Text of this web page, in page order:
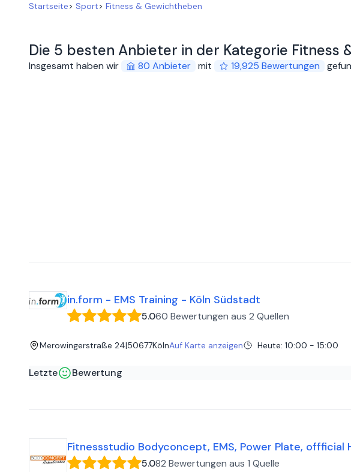
Startseite> Sport> Fitness & Gewichtheben
Die 5 besten Anbieter in der Kategorie Fitness
Insgesamt haben wir 80 Anbieter mit 19,925 Bewertungen
in.form - EMS Training - Köln Südstadt
5.060 Bewertungen aus 2 Quellen
Merowingerstraße 24|50677KölnAuf Karte anzeigen Heute: 10:00 - 15:00
Letzte Bewertung
Lauter, nette, gute, motivierte und fackundige Trainer*innen. Gute
Fitnessstudio Bodyconcept, EMS, Power Plate, offficial
5.082 Bewertungen aus 1 Quelle